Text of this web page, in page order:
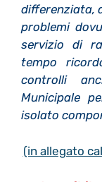
differenziata,
problemi
servizio di
tempo
controlli
Municipale
isolato
(in allegato